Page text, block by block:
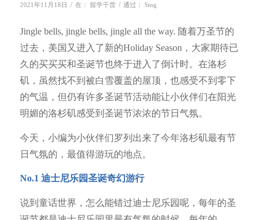
2021年11月18日 / 在： 留学干货 / 通过： Sing
Jingle bells, jingle bells, jingle all the way. 随着万圣节的
过去，美国又进入了新的Holiday Season，大家期待已
久的买买买和圣诞节也终于进入了倒计时。在洛杉
矶，虽然找不到被白雪覆盖的屋顶，也感受不到零下
的气温，但仍有许多圣诞节活动能让小伙伴们在阳光
明媚的洛杉矶感受到圣诞节浓浓的节日气氛。
今天，小编为小伙伴们罗列出来了今年洛杉矶最有节
日气氛的，最值得游玩的地点。
No.1 迪士尼乐园圣诞奇幻游行
说到童话世界，怎么能错过迪士尼乐园呢，每年的圣